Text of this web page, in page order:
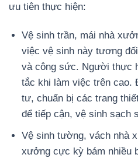
ưu tiên thực hiện:
Vệ sinh trần, mái nhà
việc vệ sinh này tương
và công sức. Người thực
tắc khi làm việc trên cao.
tư, chuẩn bị các trang
để tiếp cận, vệ sinh sạch
Vệ sinh tường, vách nhà
xưởng cực kỳ bám nhiều